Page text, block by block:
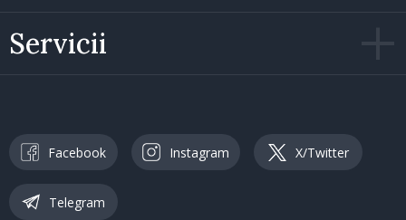
Servicii
Facebook Instagram X/Twitter
Telegram